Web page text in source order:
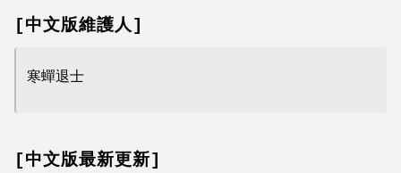
[中文版維護人]
寒蟬退士
[中文版最新更新]